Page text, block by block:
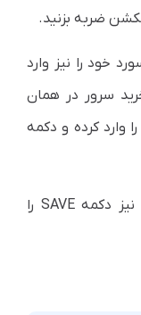
ضربه بزنید.
خود را نیز وارد
سرور در همان
وارد کرده و دکمه
در نهایت از بالای سمت راست صفحه نیز دکمه SAVE را